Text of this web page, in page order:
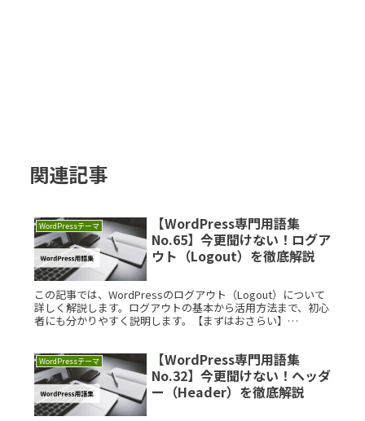
関連記事
WordPressテーマ
【WordPress専門用語集
No.65】今更聞けない！ログア
ウト（Logout）を徹底解説
この記事では、WordPressのログアウト（Logout）について
詳しく解説します。ログアウトの基本から活用方法まで、初心
者にも分かりやすく説明します。【まずはおさらい】
WordPressテーマ
【WordPress専門用語集
No.32】今更聞けない！ヘッダ
ー（Header）を徹底解説